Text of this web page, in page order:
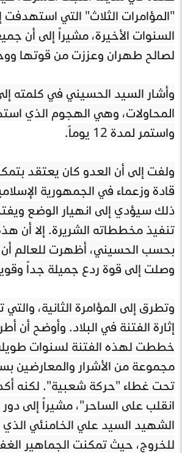
"المؤامرات الثلاث" التي استهدفت
السنوات الأخيرة، مشيراً إلى أن
لصالح طهران وعززت من قوتها
وأشار السيد الحسيني في كلمته
المحاولات، وهي الهجوم الذي
واستمر لمدة 12 يوماً.
ولفت إلى أن العدو كان يعتقد
قادة وزعماء في الجمهورية
ذلك سيؤدي إلى انهيار الوضع
تنفيذ مخططاته الشريرة. إلا أن
بحسب الحسيني، أظهرت للعالم أن
وصلت إلى قوة ردع جميلة جداً
وتطرق إلى المؤامرة الثانية،
إثارة الفتنة في البلاد. وأوضح أن
خططت لهذه الفتنة لسنوات
مجموعة من الأشرار والمعارضين
تحت غطاء "حركة شعبية". لكنه
انقلب على الساحر"، مشيراً إلى
الشهيد السيد علي الخامنئي
للخروج، حيث تمكنت الجماهير